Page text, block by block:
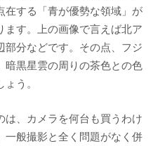
在する「青が優勢な領域」が
ます。上の画像で言えば北ア
部分などです。その点、フジ
暗黒星雲の周りの茶色との色
う。
、カメラを何台も買うわけ
一般撮影と全く問題がなく併